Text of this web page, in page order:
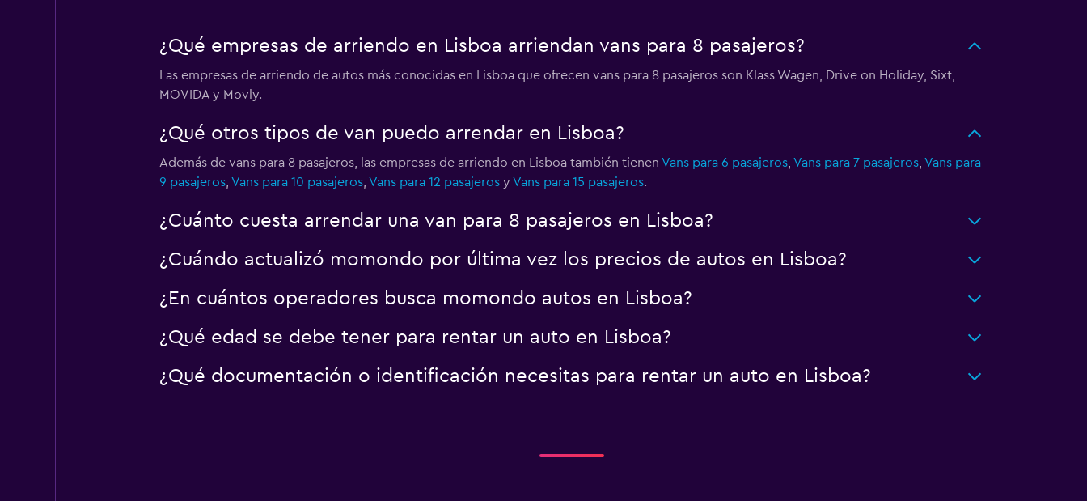
¿Qué empresas de arriendo en Lisboa arriendan vans para 8 pasajeros?
Las empresas de arriendo de autos más conocidas en Lisboa que ofrecen vans para 8 pasajeros son Klass Wagen, Drive on Holiday, Sixt,
MOVIDA y Movly.
¿Qué otros tipos de van puedo arrendar en Lisboa?
Además de vans para 8 pasajeros, las empresas de arriendo en Lisboa también tienen Vans para 6 pasajeros, Vans para 7 pasajeros, Vans para
9 pasajeros, Vans para 10 pasajeros, Vans para 12 pasajerosy Vans para 15 pasajeros.
¿Cuánto cuesta arrendar una van para 8 pasajeros en Lisboa?
¿Cuándo actualizó momondo por última vez los precios de autos en Lisboa?
¿En cuántos operadores busca momondo autos en Lisboa?
¿Qué edad se debe tener para rentar un auto en Lisboa?
¿Qué documentación o identificación necesitas para rentar un auto en Lisboa?